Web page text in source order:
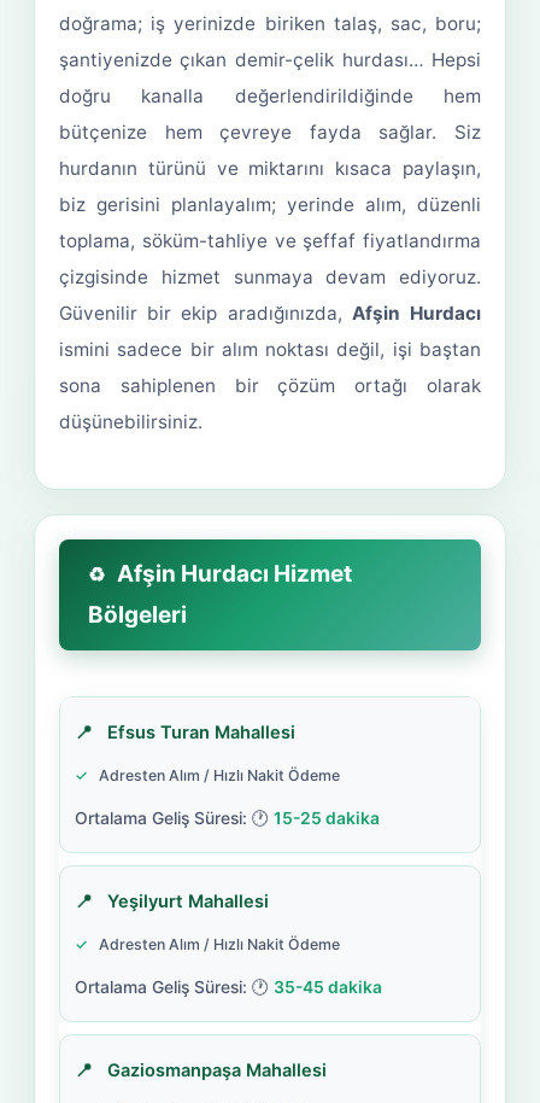
doğrama; iş yerinizde biriken talaş, sac, boru;
şantiyenizde çıkan demir-çelik hurdası… Hepsi
doğru kanalla değerlendirildiğinde hem
bütçenize hem çevreye fayda sağlar. Siz
hurdanın türünü ve miktarını kısaca paylaşın,
biz gerisini planlayalım; yerinde alım, düzenli
toplama, söküm-tahliye ve şeffaf fiyatlandırma
çizgisinde hizmet sunmaya devam ediyoruz.
Güvenilir bir ekip aradığınızda, Afşin Hurdacı
ismini sadece bir alım noktası değil, işi baştan
sona sahiplenen bir çözüm ortağı olarak
düşünebilirsiniz.
Afşin Hurdacı Hizmet
Bölgeleri
Efsus Turan Mahallesi
Adresten Alım / Hızlı Nakit Ödeme
15-25 dakika
Yeşilyurt Mahallesi
Adresten Alım / Hızlı Nakit Ödeme
35-45 dakika
Gaziosmanpaşa Mahallesi